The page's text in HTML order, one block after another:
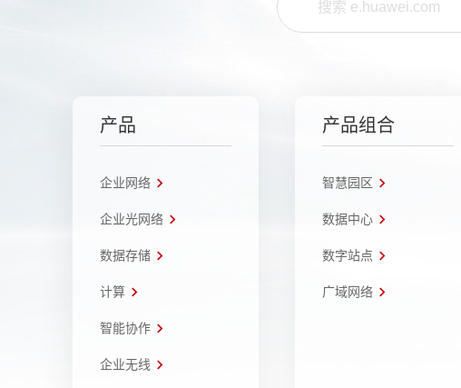
产品
企业网络
企业光网络
数据存储
计算
智能协作
企业无线
产品组合
智慧园区
数据中心
数字站点
广域网络